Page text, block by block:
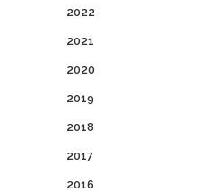
2022
2021
2020
2019
2018
2017
2016